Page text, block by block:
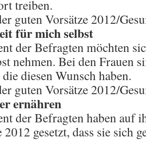
treiben.
guten Vorsätze 2012/
für mich selbst
der Befragten möchten
nehmen. Bei den Frauen
diesen Wunsch haben.
guten Vorsätze 2012/
ernähren
der Befragten haben auf
2012 gesetzt, dass sie sich